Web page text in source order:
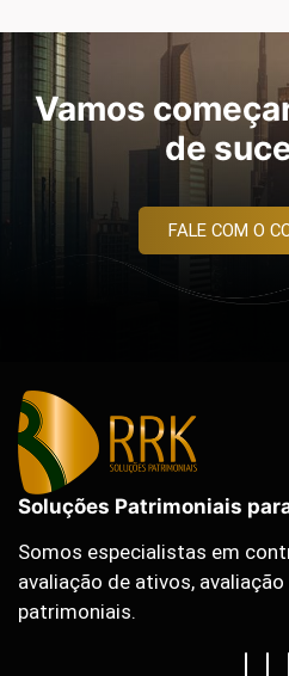
Vamos
de
FALE COM O
Soluções Patrimoniais
Somos especialistas em
avaliação de ativos,
patrimoniais.